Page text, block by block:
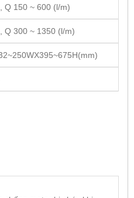
Q 150 ~ 600 (l/m)
Q 300 ~ 1350 (l/m)